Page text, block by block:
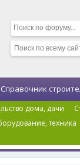
дома, дачи
техника
Справочник